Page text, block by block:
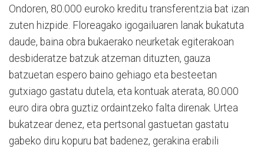
Ondoren, 80.000 euroko kreditu transferentzia bat izan
zuten hizpide. Floreagako igogailuaren lanak bukatuta
daude, baina obra bukaerako neurketak egiterakoan
desbideratze batzuk atzeman dituzten, gauza
batzuetan espero baino gehiago eta besteetan
gutxiago gastatu dutela, eta kontuak aterata, 80.000
euro dira obra guztiz ordaintzeko falta direnak. Urtea
bukatzear denez, eta pertsonal gastuetan gastatu
gabeko diru kopuru bat badenez, gerakina erabili